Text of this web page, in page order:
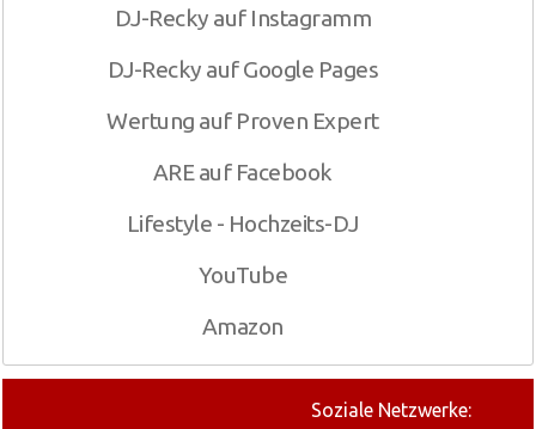
DJ-Recky auf Instagramm
DJ-Recky auf Google Pages
Wertung auf Proven Expert
ARE auf Facebook
Lifestyle - Hochzeits-DJ
YouTube
Amazon
Soziale Netzwerke: